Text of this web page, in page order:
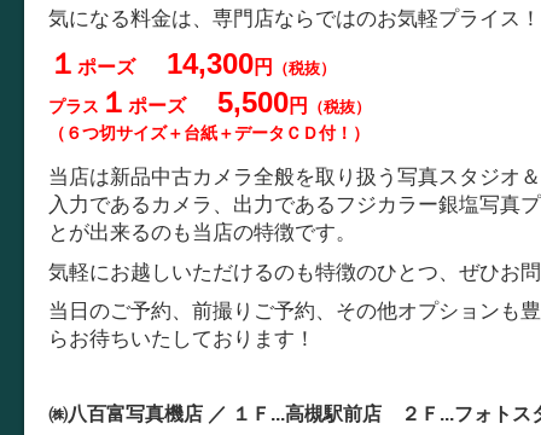
気になる料金は、専門店ならではのお気軽プライス！
１ ポーズ 14,300円 （税抜）
プラス １ ポーズ 5,500円 （税抜）
（６つ切サイズ＋台紙＋データＣＤ付！）
当店は新品中古カメラ全般を取り扱う写真スタジオ
入力であるカメラ、出力であるフジカラー銀塩写真
とが出来るのも当店の特徴です。
気軽にお越しいただけるのも特徴のひとつ、ぜひお
当日のご予約、前撮りご予約、その他オプションも
らお待ちいたしております！
㈱八百富写真機店 ／ １Ｆ...高槻駅前店 ２Ｆ...フォトス